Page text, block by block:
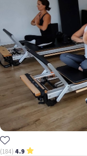
4.9
(184)